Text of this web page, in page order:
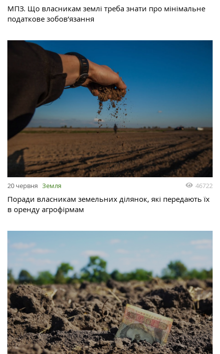
МПЗ. Що власникам землі треба знати про мінімальне
податкове зобов’язання
20 червня Земля 46722
Поради власникам земельних ділянок, які передають їх
в оренду агрофірмам